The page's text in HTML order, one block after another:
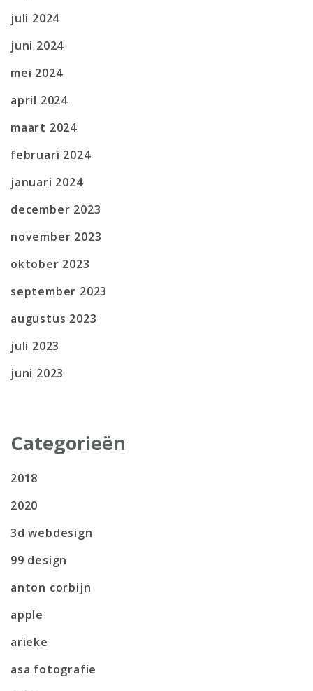
juli 2024
juni 2024
mei 2024
april 2024
maart 2024
februari 2024
januari 2024
december 2023
november 2023
oktober 2023
september 2023
augustus 2023
juli 2023
juni 2023
Categorieën
2018
2020
3d webdesign
99 design
anton corbijn
apple
arieke
asa fotografie